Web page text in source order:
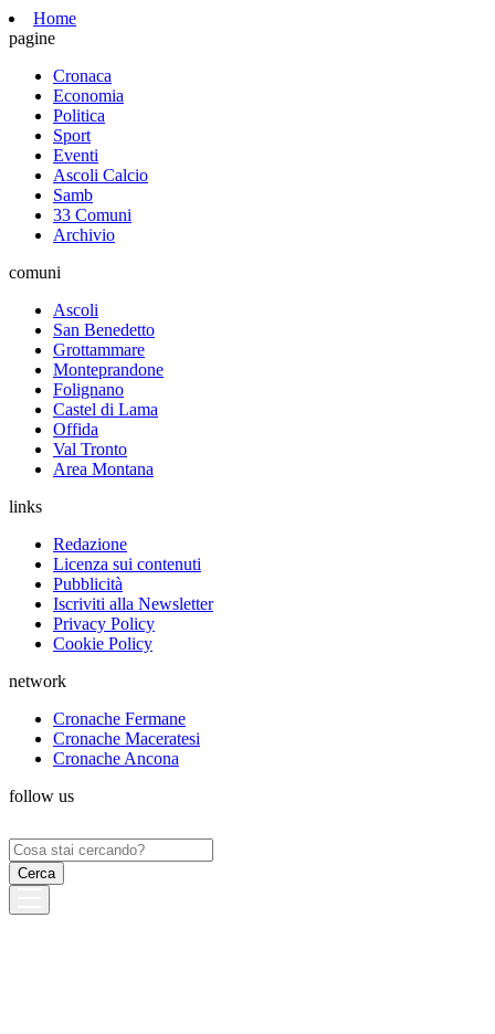
Home
pagine
Cronaca
Economia
Politica
Sport
Eventi
Ascoli Calcio
Samb
33 Comuni
Archivio
comuni
Ascoli
San Benedetto
Grottammare
Monteprandone
Folignano
Castel di Lama
Offida
Val Tronto
Area Montana
links
Redazione
Licenza sui contenuti
Pubblicità
Iscriviti alla Newsletter
Privacy Policy
Cookie Policy
network
Cronache Fermane
Cronache Maceratesi
Cronache Ancona
follow us
Ricerca
per: